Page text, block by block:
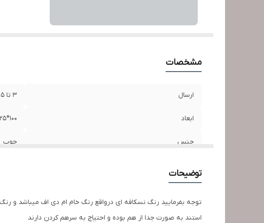
مشخصات
ارسال 3 تا 5 روز کاری
ابعاد 100*25*75
جنس چوب
توضیحات
توجه بفرمایید رنگ نسکافه ای درواقع رنگ خام ام دی اف میباشد و رنگ
استند به صورت جدا از هم بوده و احتیاج به سرهم کردن دارند